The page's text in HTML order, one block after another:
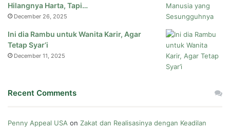
Hilangnya Harta, Tapi…
December 26, 2025
Ini dia Rambu untuk Wanita Karir, Agar
Tetap Syar’i
December 11, 2025
Recent Comments
Penny Appeal USA on Zakat dan Realisasinya dengan Keadilan